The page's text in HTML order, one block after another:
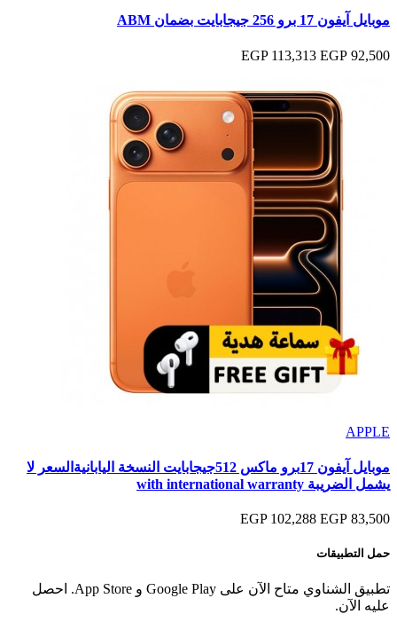
موبايل آيفون 17 برو 256 جيجابايت بضمان ABM
92,500 EGP
113,313 EGP
APPLE
موبايل آيفون 17برو ماكس 512جيجابايت النسخة اليابانيةالسعر لا
يشمل الضريبة with international warranty
83,500 EGP
102,288 EGP
حمل التطبيقات
تطبيق الشناوي متاح الآن على Google Play و App Store. احصل
عليه الآن.